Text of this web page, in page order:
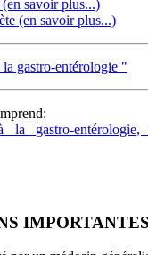
savoir plus...)
(en savoir plus...)
gastro-entérologie "
la gastro-
IMPORTANTES